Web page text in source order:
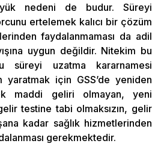
nedeni de budur. Süreyi
ertelemek kalıcı bir çözüm
faydalanmaması da adil
uygun değildir. Nitekim bu
süreyi uzatma kararnamesi
yaratmak için GSS’de yeniden
maddi geliri olmayan, yeni
testine tabi olmaksızın, gelir
kadar sağlık hizmetlerinden
gerekmektedir.